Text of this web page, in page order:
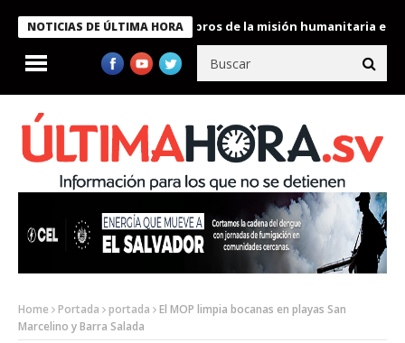
NOTICIAS DE ÚLTIMA HORA
Bukele condecora a miembros de la misión humanitaria enviada
Home Portada portada
El MOP limpia bocanas en playas San
Marcelino y Barra Salada